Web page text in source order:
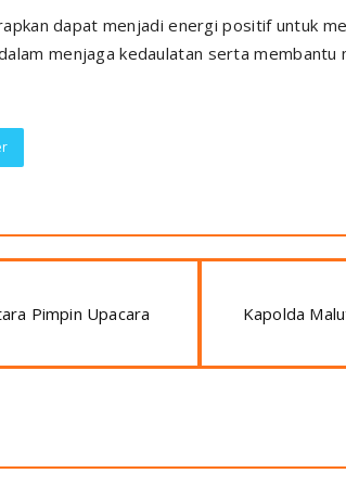
dapat menjadi energi positif untuk
menjaga kedaulatan serta membantu
Pimpin Upacara
Kapolda